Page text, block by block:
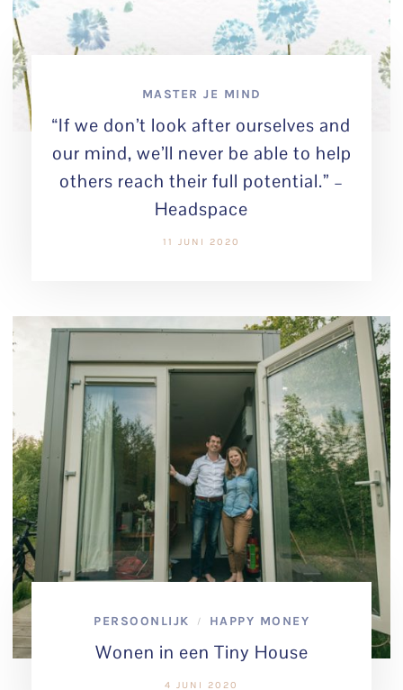
MASTER JE MIND
“If we don’t look after ourselves and
our mind, we’ll never be able to help
others reach their full potential.” –
Headspace
11 JUNI 2020
PERSOONLIJK / HAPPY MONEY
Wonen in een Tiny House
4 JUNI 2020